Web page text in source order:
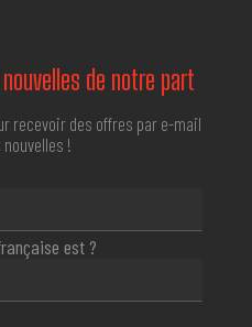
de notre part
recevoir des offres par e-mail
nouvelles !
est ?